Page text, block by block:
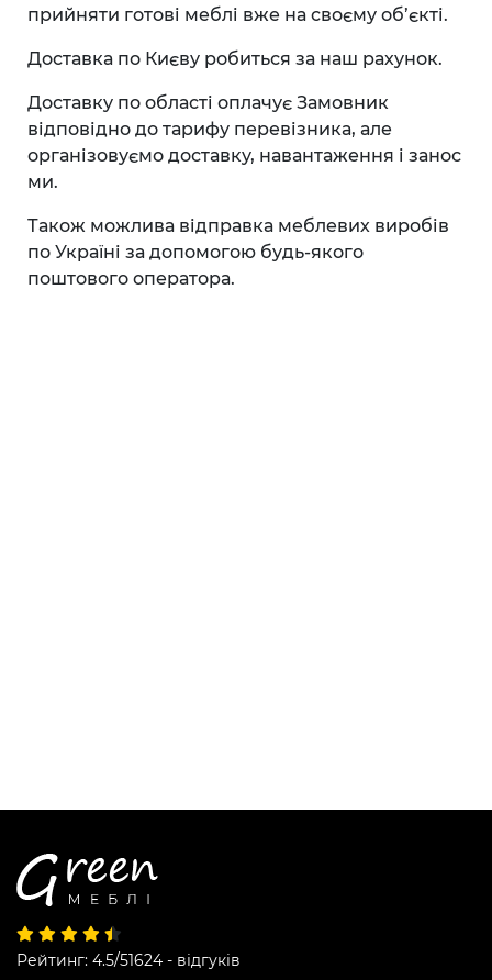
прийняти готові меблі вже на своєму об’єкті.
Доставка по Києву робиться за наш рахунок.
Доставку по області оплачує Замовник
відповідно до тарифу перевізника, але
організовуємо доставку, навантаження і занос
ми.
Також можлива відправка меблевих виробів
по Україні за допомогою будь-якого
поштового оператора.
Рейтинг: 4.5/51624 - відгуків